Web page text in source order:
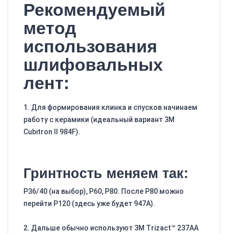
Рекомендуемый
метод
использования
шлифовальных
лент:
1. Для формирования клинка и спусков начинаем
работу с керамики (идеальный вариант 3M
Cubitron II 984F).
Гринтность меняем так:
Р36/40 (на выбор), Р60, Р80. После Р80 можно
перейти Р120 (здесь уже будет 947A).
2. Дальше обычно используют 3M Trizact™ 237AA